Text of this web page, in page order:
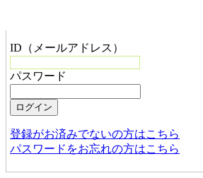
ID（メールアドレス）
パスワード
登録がお済みでないの方はこちら
パスワードをお忘れの方はこちら